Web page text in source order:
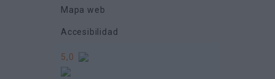
Mapa web
Accesibilidad
5,0